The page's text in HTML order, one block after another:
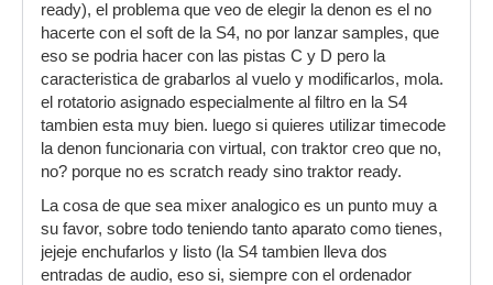
ready), el problema que veo de elegir la denon es el no
hacerte con el soft de la S4, no por lanzar samples, que
eso se podria hacer con las pistas C y D pero la
caracteristica de grabarlos al vuelo y modificarlos, mola.
el rotatorio asignado especialmente al filtro en la S4
tambien esta muy bien. luego si quieres utilizar timecode
la denon funcionaria con virtual, con traktor creo que no,
no? porque no es scratch ready sino traktor ready.
La cosa de que sea mixer analogico es un punto muy a
su favor, sobre todo teniendo tanto aparato como tienes,
jejeje enchufarlos y listo (la S4 tambien lleva dos
entradas de audio, eso si, siempre con el ordenador